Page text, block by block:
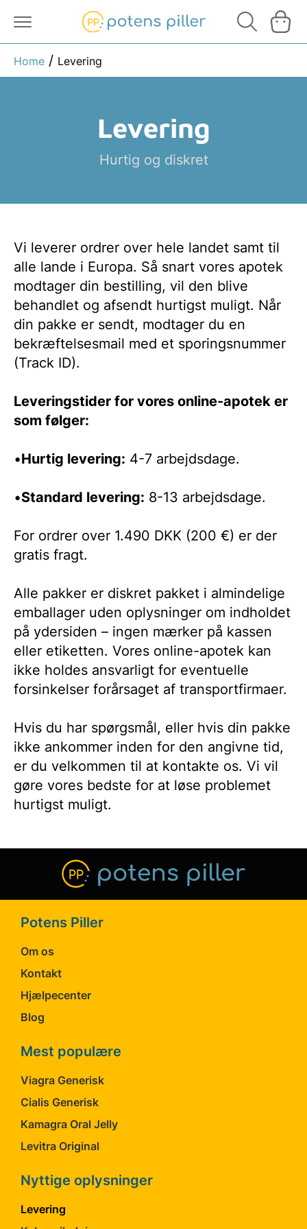
Viagra Generisk
Cialis Generisk
Cialis Original
Levitra Generisk
Levitra Original
Kamagra Oral Jelly
Kamagra
Viagra Original
Cialis Original
Levitra Generisk
Levitra Original
Kamagra Oral Jelly
Kamagra
Home / Levering
Levering
Hurtig og diskret
Vi leverer ordrer over hele landet samt til
alle lande i Europa. Så snart vores apotek
modtager din bestilling, vil den blive
behandlet og afsendt hurtigst muligt. Når
din pakke er sendt, modtager du en
bekræftelsesmail med et sporingsnummer
(Track ID).
Leveringstider for vores online-apotek er
som følger:
•Hurtig levering: 4-7 arbejdsdage.
•Standard levering: 8-13 arbejdsdage.
For ordrer over 1.490 DKK (200 €) er der
gratis fragt.
Alle pakker er diskret pakket i almindelige
emballager uden oplysninger om indholdet
på ydersiden – ingen mærker på kassen
eller etiketten. Vores online-apotek kan
ikke holdes ansvarligt for eventuelle
forsinkelser forårsaget af transportfirmaer.
Hvis du har spørgsmål, eller hvis din pakke
ikke ankommer inden for den angivne tid,
er du velkommen til at kontakte os. Vi vil
gøre vores bedste for at løse problemet
hurtigst muligt.
Potens Piller
Om os
Kontakt
Hjælpecenter
Blog
Mest populære
Viagra Generisk
Cialis Generisk
Kamagra Oral Jelly
Levitra Original
Nyttige oplysninger
Levering